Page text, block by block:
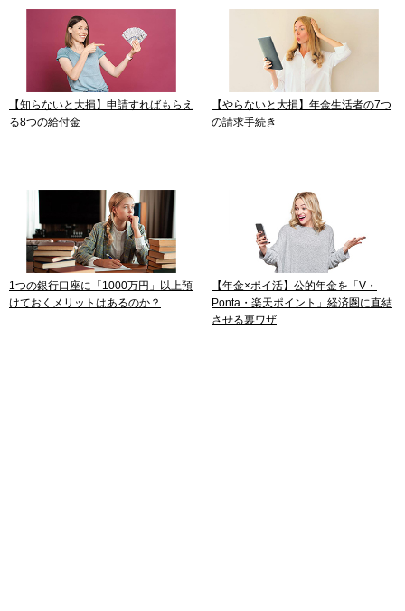
【知らないと大損】申請すればもらえ
る8つの給付金
【やらないと大損】年金生活者の7つ
の請求手続き
1つの銀行口座に「1000万円」以上預
けておくメリットはあるのか？
【年金×ポイ活】公的年金を「V・
Ponta・楽天ポイント」経済圏に直結
させる裏ワザ